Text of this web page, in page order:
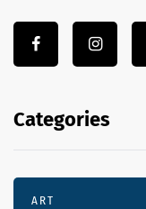
Categories
ART